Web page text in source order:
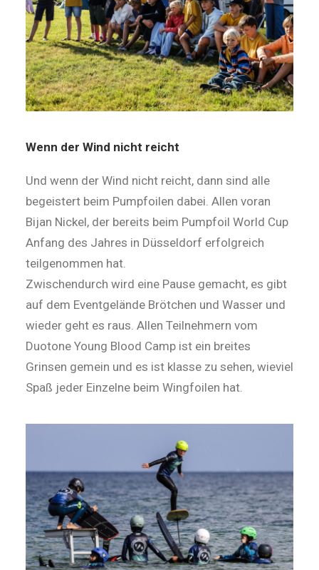
Wenn der Wind nicht reicht
Und wenn der Wind nicht reicht, dann sind alle
begeistert beim Pumpfoilen dabei. Allen voran
Bijan Nickel, der bereits beim Pumpfoil World Cup
Anfang des Jahres in Düsseldorf erfolgreich
teilgenommen hat.
Zwischendurch wird eine Pause gemacht, es gibt
auf dem Eventgelände Brötchen und Wasser und
wieder geht es raus. Allen Teilnehmern vom
Duotone Young Blood Camp ist ein breites
Grinsen gemein und es ist klasse zu sehen, wieviel
Spaß jeder Einzelne beim Wingfoilen hat.